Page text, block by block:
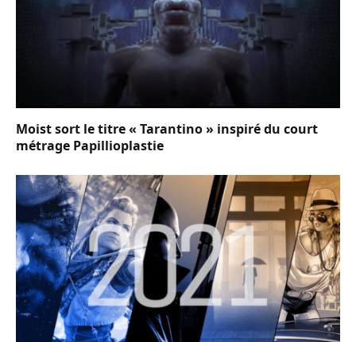
Moist sort le titre « Tarantino » inspiré du court
métrage Papillioplastie